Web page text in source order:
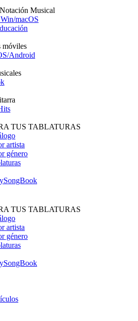
Musical
macOS
móviles
Android
TUS TABLATURAS
artista
género
TUS TABLATURAS
artista
género